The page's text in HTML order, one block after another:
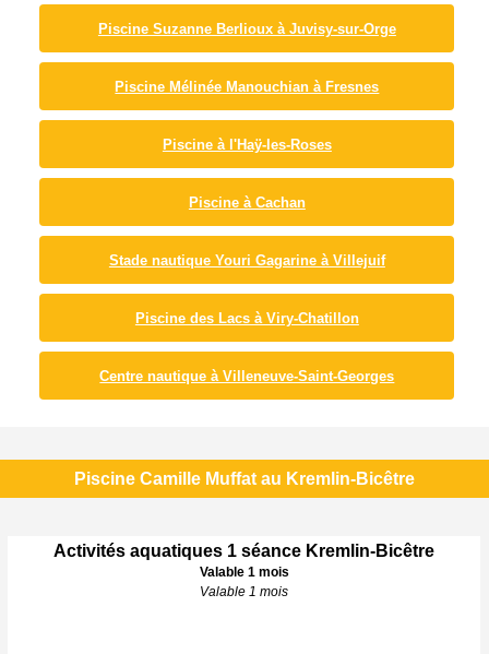
Piscine Suzanne Berlioux à Juvisy-sur-Orge
Piscine Mélinée Manouchian à Fresnes
Piscine à l'Haÿ-les-Roses
Piscine à Cachan
Stade nautique Youri Gagarine à Villejuif
Piscine des Lacs à Viry-Chatillon
Centre nautique à Villeneuve-Saint-Georges
Piscine Camille Muffat au Kremlin-Bicêtre
Activités aquatiques 1 séance Kremlin-Bicêtre
Valable 1 mois
Valable 1 mois